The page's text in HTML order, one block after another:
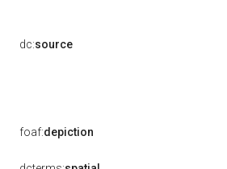
dc:source
foaf:depiction